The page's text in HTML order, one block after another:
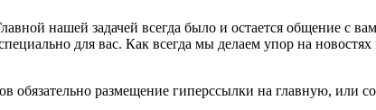
нашей задачей всегда было и остается общение
для вас. Как всегда мы делаем упор на
обязательно размещение гиперссылки на главную, или